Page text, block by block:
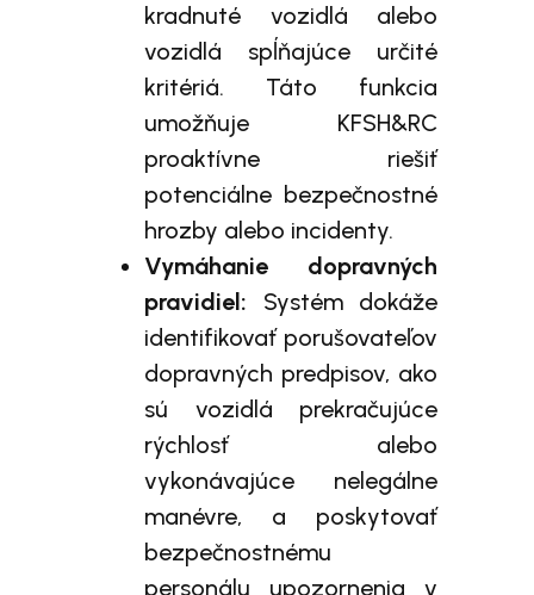
kradnuté vozidlá alebo
vozidlá spĺňajúce určité
kritériá. Táto funkcia
umožňuje KFSH&RC
proaktívne riešiť
potenciálne bezpečnostné
hrozby alebo incidenty.
Vymáhanie dopravných
pravidiel: Systém dokáže
identifikovať porušovateľov
dopravných predpisov, ako
sú vozidlá prekračujúce
rýchlosť alebo
vykonávajúce nelegálne
manévre, a poskytovať
bezpečnostnému
personálu upozornenia v